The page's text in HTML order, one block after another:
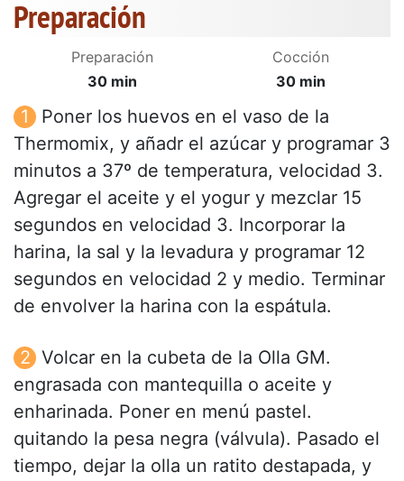
Preparación
Preparación
30 min
Cocción
30 min
Poner los huevos en el vaso de la
Thermomix, y añadr el azúcar y programar 3
minutos a 37º de temperatura, velocidad 3.
Agregar el aceite y el yogur y mezclar 15
segundos en velocidad 3. Incorporar la
harina, la sal y la levadura y programar 12
segundos en velocidad 2 y medio. Terminar
de envolver la harina con la espátula.
Volcar en la cubeta de la Olla GM.
engrasada con mantequilla o aceite y
enharinada. Poner en menú pastel.
quitando la pesa negra (válvula). Pasado el
tiempo, dejar la olla un ratito destapada, y